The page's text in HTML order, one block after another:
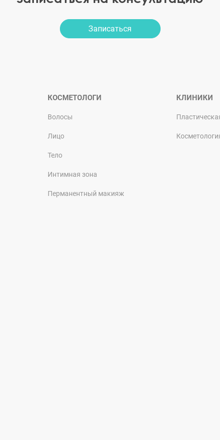
Записаться
КОСМЕТОЛОГИ
Волосы
Лицо
Тело
Интимная зона
Перманентный макияж
КЛИНИКИ